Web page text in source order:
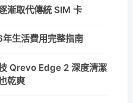
漸取代傳統 SIM 卡
生活費用完整指南
Qrevo Edge 2 深度清潔
乾爽